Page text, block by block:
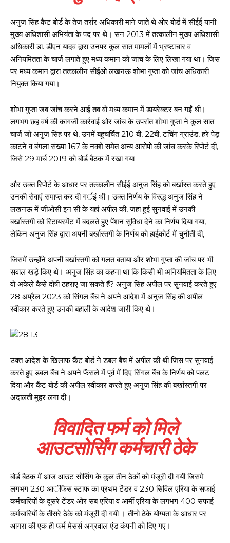
अनुज सिंह कैंट बोर्ड के तेज तर्रार अधिकारी माने जाते थे ओर बोर्ड में सीईई यानी
मुख्य अधिशासी अभियंता के पद पर थे। सन 2013 में तत्कालीन मुख्य अधिशासी
अधिकारी डा. डीएन यादव द्वारा उनपर कुल सात मामलों में भ्रष्टाचार व
अनियमितता के चार्ज लगाते हुए मध्य कमान को जांच के लिए लिखा गया था। जिस
पर मध्य कमान द्वारा तत्कालीन सीईओ लखनऊ शोभा गुप्ता को जांच अधिकारी
नियुक्त किया गया।
शोभा गुप्ता जब जांच करने आई तब वो मध्य कमान में डायरेक्टर बन गईं थी।
लगभग छह वर्ष की कागजी कार्रवाई ओर जांच के उपरांत शोभा गुप्ता ने कुल सात
चार्ज जो अनुज सिंह पर थे, उनमें बहुचर्चित 210 बी, 22बी, टंचिंग ग्राउंड, हरे पेड़
काटने व बंगला संख्या 167 के नक्शे समेत अन्य आरोपो की जांच करके रिपोर्ट दी,
जिसे 29 मार्च 2019 को बोर्ड बैठक में रखा गया
और उक्त रिपोर्ट के आधार पर तत्कालीन सीईई अनुज सिंह को बर्खास्त करते हुए
उनकी सेवाएं समाप्त कर दी गर्इं थी। उक्त निर्णय के विरुद्ध अनुज सिंह ने
लखनऊ में जीओसी इन सी के यहां अपील की, जहां हुई सुनवाई में उनकी
बर्खास्तगी को रिटायरमेंट में बदलते हुए पेंशन सुविधा देने का निर्णय दिया गया,
लेकिन अनुज सिंह द्वारा अपनी बर्खास्तगी के निर्णय को हाईकोर्ट में चुनौती दी,
जिसमें उन्होंने अपनी बर्खास्तगी को गलत बताया और शोभा गुप्ता की जांच पर भी
सवाल खड़े किए थे। अनुज सिंह का कहना था कि किसी भी अनियमितता के लिए
वो अकेले कैसे दोषी ठहराए जा सकते हैं? अनुज सिंह अपील पर सुनवाई करते हुए
28 अप्रैल 2023 को सिंगल बैंच ने अपने आदेश में अनुज सिंह की अपील
स्वीकार करते हुए उनकी बहाली के आदेश जारी किए थे।
उक्त आदेश के खिलाफ कैंट बोर्ड ने डबल बैंच में अपील की थी जिस पर सुनवाई
करते हुए डबल बैंच ने अपने फैंसले में पूर्व में दिए सिंगल बैंच के निर्णय को पलट
दिया और कैंट बोर्ड की अपील स्वीकार करते हुए अनुज सिंह की बर्खास्तगी पर
अदालती मुहर लगा दी।
विवादित फर्म को मिले
आउटसोर्सिंग कर्मचारी ठेके
बोर्ड बैठक में आज आउट सोर्सिंग के कुल तीन ठेकों को मंजूरी दी गयी जिसमे
लगभग 230 आॅफिस स्टाफ का प्रथम टेंडर व 230 सिविल एरिया के सफाई
कर्मचारियों के दूसरे टेंडर ओर सब एरिया व आर्मी एरिया के लगभग 400 सफाई
कर्मचारियों के तीसरे ठेके को मंजूरी दी गयी । तीनो ठेके योग्यता के आधार पर
आगरा की एक ही फर्म मेसर्स अग्रवाल एंड कंपनी को दिए गए।